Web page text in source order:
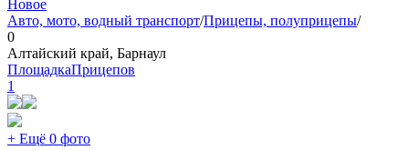
Новое
Авто, мото, водный транспорт/Прицепы, полуприцепы/
0
Алтайский край, Барнаул
ПлощадкаПрицепов
1
+ Ещё 0 фото